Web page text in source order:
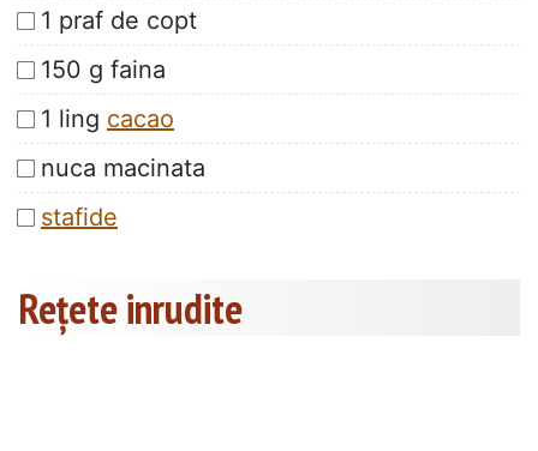
1 praf de copt
150 g faina
1 ling cacao
nuca macinata
stafide
Rețete inrudite